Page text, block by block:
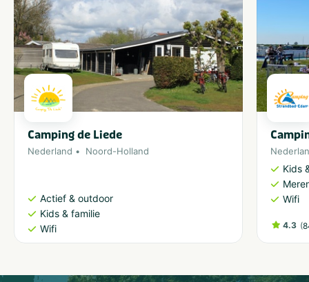
Camping de Liede
Nederland Noord-Holland
Actief & outdoor
Kids & familie
Wifi
Kids
Wifi
4.3 (